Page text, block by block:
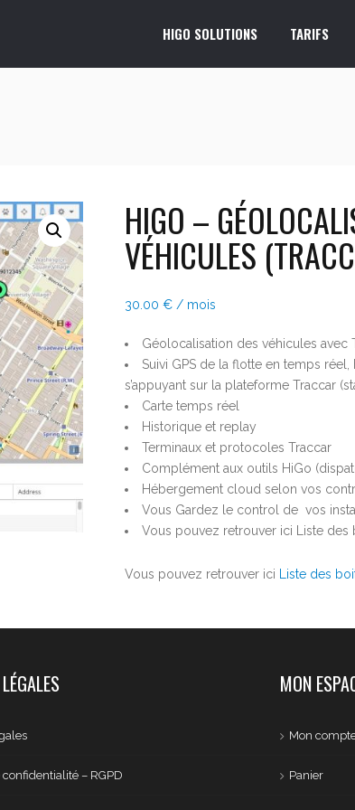
HIGO SOLUTIONS TARIFS
HIGO –
VÉHICULES
30.00€ / mois
Géolocalisation des véhicules avec
Suivi GPS de la flotte en temps
s’appuyant sur la plateforme Traccar
Carte temps réel
Historique et replay
Terminaux et protocoles Traccar
Complément aux outils HiGo
Hébergement cloud selon vos
Vous Gardez le control de vos
Vous pouvez retrouver ici Liste
Vous pouvez retrouver ici Liste des
– RGPD
MON
Mon
Panier